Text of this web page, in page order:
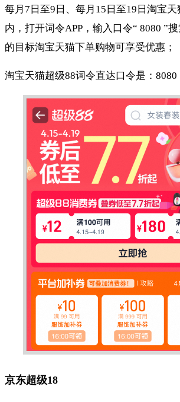
每月7日至9日、每月15日至19日淘宝
内，打开词令APP，输入口令“ 8080 ”
的目标淘宝天猫下单购物可享受优惠；
淘宝天猫超级88词令直达口令是：8080
京东超级18